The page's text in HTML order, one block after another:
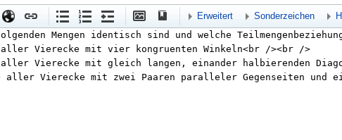
Erweitert Sonderzeichen